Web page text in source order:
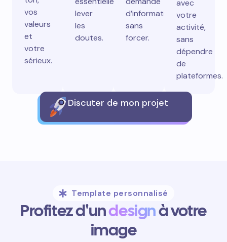
vos
valeurs
et
votre
sérieux.
lever
les
doutes.
d’information
sans
forcer.
avec
votre
activité,
sans
dépendre
de
plateformes.
Discuter de mon projet
Template personnalisé
Profitez d'undesignà votre
image